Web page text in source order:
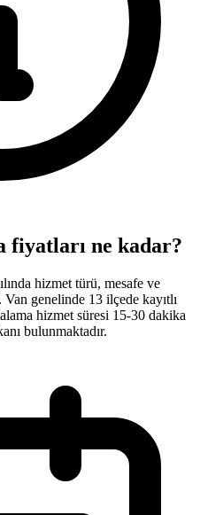
fiyatları ne kadar?
hizmet türü, mesafe ve
genelinde 13 ilçede kayıtlı
hizmet süresi 15-30 dakika
bulunmaktadır.